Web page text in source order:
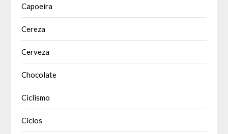
Capoeira
Cereza
Cerveza
Chocolate
Ciclismo
Ciclos